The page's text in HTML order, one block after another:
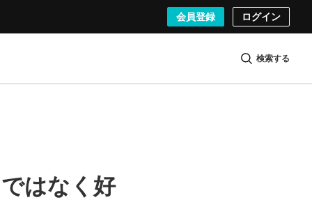
会員登録 ログイン
検索する
はなく好